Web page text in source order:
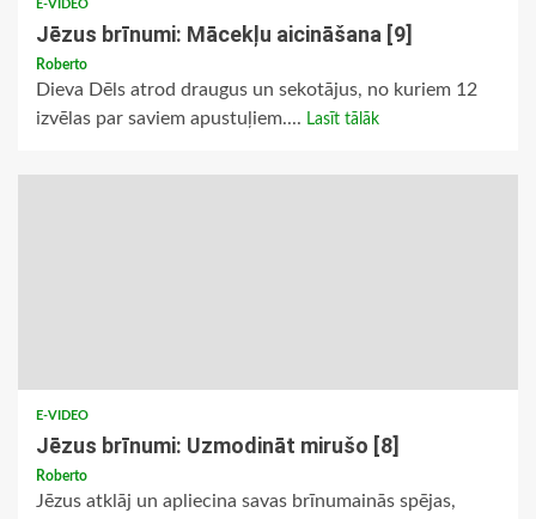
E-VIDEO
Jēzus brīnumi: Mācekļu aicināšana [9]
Roberto
Dieva Dēls atrod draugus un sekotājus, no kuriem 12
izvēlas par saviem apustuļiem.... Lasīt tālāk
E-VIDEO
Jēzus brīnumi: Uzmodināt mirušo [8]
Roberto
Jēzus atklāj un apliecina savas brīnumainās spējas,